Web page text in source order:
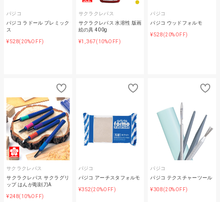
パジコ
パジコ ラドール プレミック
ス
¥528(20%OFF)
サクラクレパス
サクラクレパス 水溶性 版画
絵の具 400g
¥1,367(10%OFF)
パジコ
パジコ ウッドフォルモ
¥528(20%OFF)
サクラクレパス
サクラクレパス サクラグリ
ップ はんが彫刻刀A
¥248(10%OFF)
パジコ
パジコ アーチスタフォルモ
¥352(20%OFF)
パジコ
パジコ テクスチャーツール
¥308(20%OFF)